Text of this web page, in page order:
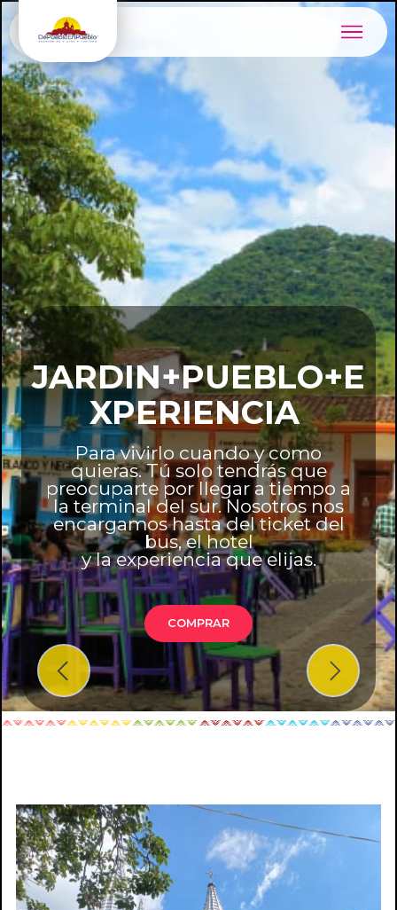
JARDIN+PUEBLO+E
XPERIENCIA
Para vivirlo cuando y como
quieras. Tú solo tendrás que
preocuparte por llegar a tiempo a
la terminal del sur. Nosotros nos
encargamos hasta del ticket del
bus, el hotel
y la experiencia que elijas.
COMPRAR
Previous Next